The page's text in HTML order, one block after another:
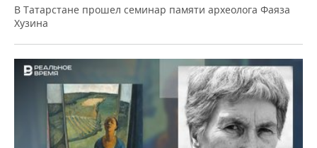
В Татарстане прошел семинар памяти археолога Фаяза
Хузина